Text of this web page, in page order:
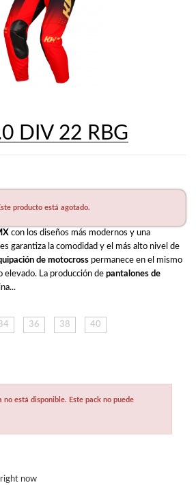
DIV 22 RBG
producto está agotado.
con los diseños más modernos y una
garantiza la comodidad y el más alto nivel de
de motocross permanece en el mismo
elevado. La producción de pantalones de
36 38 40
no está disponible. Este pack no puede
now